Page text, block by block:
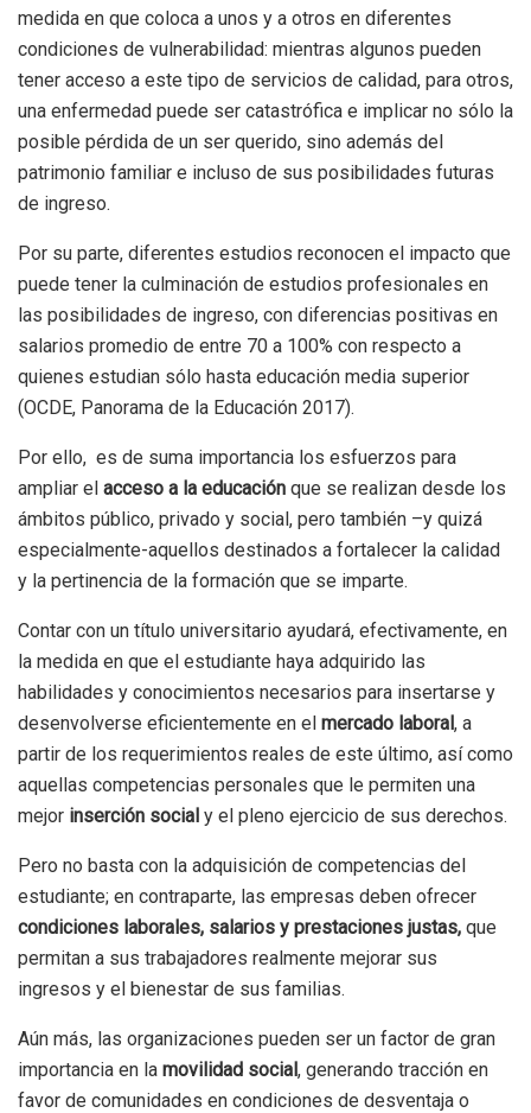
medida en que coloca a unos y a otros en diferentes
condiciones de vulnerabilidad: mientras algunos pueden
tener acceso a este tipo de servicios de calidad, para otros,
una enfermedad puede ser catastrófica e implicar no sólo la
posible pérdida de un ser querido, sino además del
patrimonio familiar e incluso de sus posibilidades futuras
de ingreso.
Por su parte, diferentes estudios reconocen el impacto que
puede tener la culminación de estudios profesionales en
las posibilidades de ingreso, con diferencias positivas en
salarios promedio de entre 70 a 100% con respecto a
quienes estudian sólo hasta educación media superior
(OCDE, Panorama de la Educación 2017).
Por ello, es de suma importancia los esfuerzos para
ampliar el acceso a la educación que se realizan desde los
ámbitos público, privado y social, pero también –y quizá
especialmente-aquellos destinados a fortalecer la calidad
y la pertinencia de la formación que se imparte.
Contar con un título universitario ayudará, efectivamente, en
la medida en que el estudiante haya adquirido las
habilidades y conocimientos necesarios para insertarse y
desenvolverse eficientemente en el mercado laboral, a
partir de los requerimientos reales de este último, así como
aquellas competencias personales que le permiten una
mejor inserción social y el pleno ejercicio de sus derechos.
Pero no basta con la adquisición de competencias del
estudiante; en contraparte, las empresas deben ofrecer
condiciones laborales, salarios y prestaciones justas, que
permitan a sus trabajadores realmente mejorar sus
ingresos y el bienestar de sus familias.
Aún más, las organizaciones pueden ser un factor de gran
importancia en la movilidad social, generando tracción en
favor de comunidades en condiciones de desventaja o